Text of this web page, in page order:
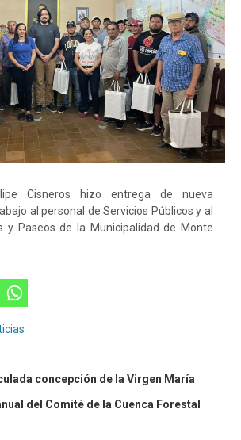
Cisneros hizo entrega de nueva
al personal de Servicios Públicos y al
y Paseos de la Municipalidad de Monte
concepción de la Virgen María
del Comité de la Cuenca Forestal